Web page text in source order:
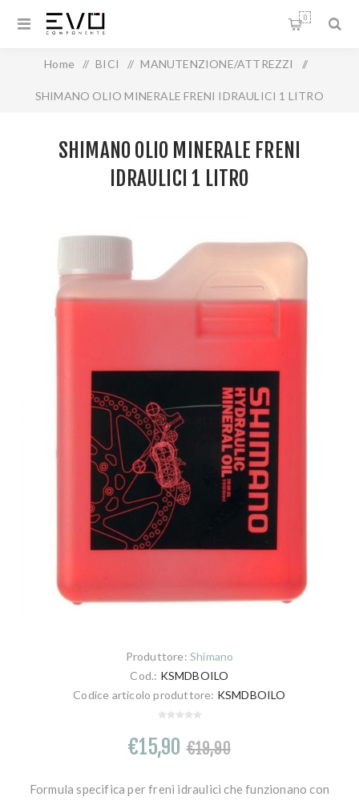
0
Home / BICI / MANUTENZIONE/ATTREZZI /
SHIMANO OLIO MINERALE FRENI IDRAULICI 1 LITRO
SHIMANO OLIO MINERALE FRENI
IDRAULICI 1 LITRO
Produttore: Shimano
Cod.: KSMDBOILO
Codice articolo produttore: KSMDBOILO
€15,90 €19,90
Formula specifica per freni idraulici che funzionano con